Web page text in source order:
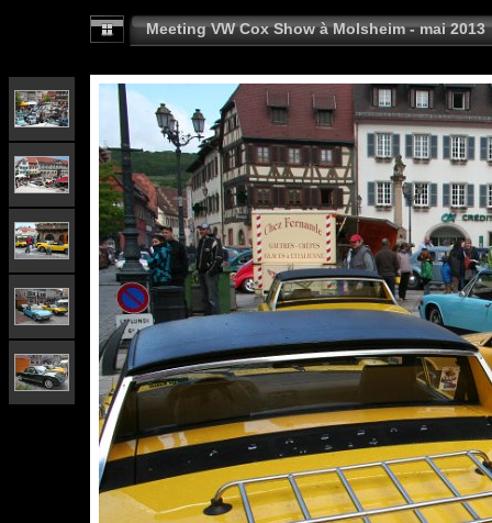
Meeting VW Cox Show à Molsheim - mai 2013